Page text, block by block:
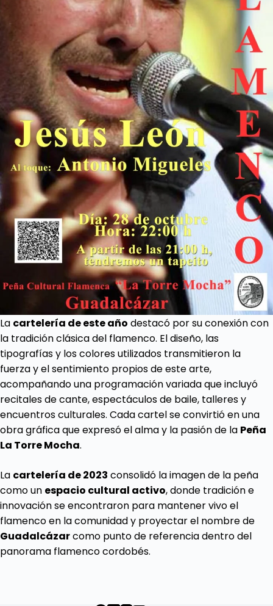
La cartelería de este año destacó por su conexión con
la tradición clásica del flamenco. El diseño, las
tipografías y los colores utilizados transmitieron la
fuerza y el sentimiento propios de este arte,
acompañando una programación variada que incluyó
recitales de cante, espectáculos de baile, talleres y
encuentros culturales. Cada cartel se convirtió en una
obra gráfica que expresó el alma y la pasión de la Peña
La Torre Mocha.
La cartelería de 2023 consolidó la imagen de la peña
como un espacio cultural activo, donde tradición e
innovación se encontraron para mantener vivo el
flamenco en la comunidad y proyectar el nombre de
Guadalcázarcomo punto de referencia dentro del
panorama flamenco cordobés.